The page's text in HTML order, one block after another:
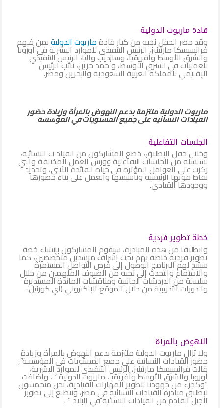
قادة ماريوت الدولية
وقد حضر الحفل نخبه من كبار قادةماريوت الدوليةبمن فيهم
فرانسيسكا مارتينيز، الرئيس التنفيذي للموارد البشرية في أوروبا
والشرق الأوسط وأفريقيا، وسانديب واليا، الرئيس التنفيذي
للعمليات في الشرق الأوسط، وأحمد حزين، نائب الرئيس
الإقليمي للمملكة العربية السعودية والبحرين ومصر.
ماريوت الدولية ملتزمة بدعم النهوض بالمرأة وزيادة حضور
القيادات النسائية على جميع المستويات في المؤسسة
الجلسات التفاعلية
وخلال حفل الإطلاق، خضع المشاركون من القيادات النسائية،
لسلسلة من الجلسات التفاعلية وورش العمل المختلفة والتي
ركزت على العوامل المؤثرة في حياه القائدة الأنثى، وتحديد
نقاط قوتها الرئيسية وتأسيسها والعمل على بناء حضورها
ووجودها القيادي.
خطة تطوير فردية
وانطلاقا من هذه المبادرة، سيقوم المشاركون بإنشاء خطة
تطوير فردية خاصة بهم تحت إشراف مرشدين متخصصين، كما
سيتيح لهم البرنامج الوصول إلى فرص التواصل المستمرة
والاستماع والتحدث إلى نخبه من الضيوف الملهمين من خلال
سلسلة من الدردشات الجانبية ومناقشات المائدة المستديرة
والدورات التدريبية من خلال الموقع الإلكتروني (أي كورنيل).
النهوض بالمرأة
ولا تزال ماريوت الدولية ملتزمة بدعم النهوض بالمرأة وزيادة
حضور القيادات النسائية على جميع المستويات في المؤسسة”,
قالت فرانسيسكا مارتينيز، الرئيس التنفيذي للموارد البشرية،
أوروبا والشرق الأوسط وأفريقيا، ماريوت الدولية ” ، وأضافت
“وكجزء من جهودنا لتطوير المهارات القيادية، نحن متحمسون
لإطلاق مبادرة القيادات النسائية في مصر، ونتطلع إلى تطوير
الجيل القادم من القيادات النسائية في البلاد ” .